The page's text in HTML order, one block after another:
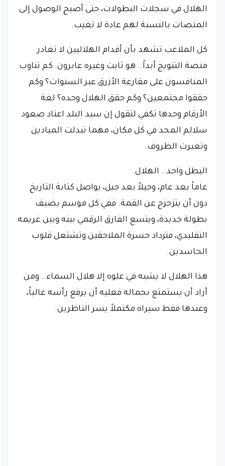
الهلال في سجلات البطولات، حتى أصبح الوصول إلى
المنصات بالنسبة لهم عادة لا تغيب.
كل الملاعب تشهد بأن أقدام الهلاليين لا تغادر
منصة التتويج أبداً.. هو ثابت وغيره عابرون. كم تناوب
المنافسون على مقارعة الأزرق عبر السنوات؟ وكم
حققوا مجتمعين؟ وكم حقق الهلال وحده؟ لغة
الأرقام وحدها تكفي لتقول إن سيد البلد اعتاد صعود
سلالم المجد في كل مكان، مهما تبدلت الميادين
وتغيرت الظروف.
البطل واحد.. الهلال.
عاماً بعد عام، وجيلاً بعد جيل، يواصل كتابة التاريخ
دون أن يتزحزح عن القمة. ففي كل موسم يضيف
بطولة جديدة، ويتسع الفارق الرقمي بينه وبين غريمه
التقليدي، فتزداد حسرة الملاحقين وتشتعل قلوب
الحاسدين.
هذا الهلال لا يشبه في علوه إلا هلال السماء.. ومن
أراد أن يستمتع بجماله فعليه أن يرفع رأسه عالياً،
وعندها فقط سيراه مكتملاً يسر الناظرين.